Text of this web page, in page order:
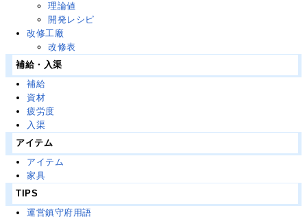
理論値
開発レシピ
改修工廠
改修表
補給・入渠
補給
資材
疲労度
入渠
アイテム
アイテム
家具
TIPS
運営鎮守府用語